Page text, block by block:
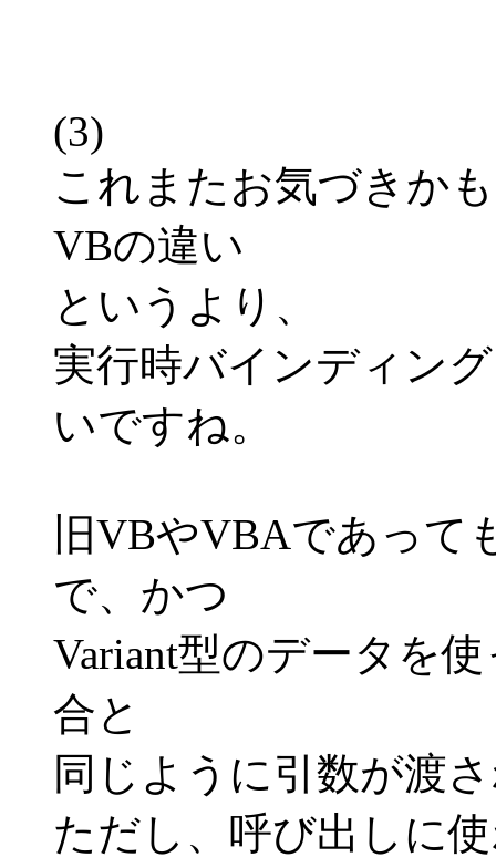
(3)
これまたお気づきか
VBの違い
というより、
実行時バインディン
いですね。
旧VBやVBAであって
で、かつ
Variant型のデータを
合と
同じように引数が渡
ただし、呼び出しに